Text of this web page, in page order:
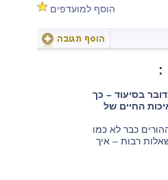
הוסף למועדפים
:
בסיעוד – כך
החיים של
כבר לא כמו
רבות – איך
ואיך לשמור על
מבלי לערער את